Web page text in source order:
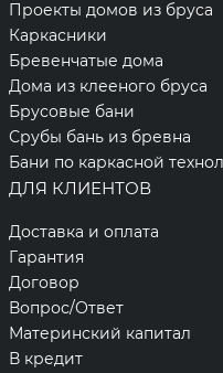
Проекты домов из бруса
Каркасники
Бревенчатые дома
Дома из клееного бруса
Брусовые бани
Срубы бань из бревна
Бани по каркасной
ДЛЯ КЛИЕНТОВ
Доставка и оплата
Гарантия
Договор
Вопрос/Ответ
Материнский капитал
В кредит